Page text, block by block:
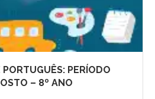
PERÍODO
– 8º ANO